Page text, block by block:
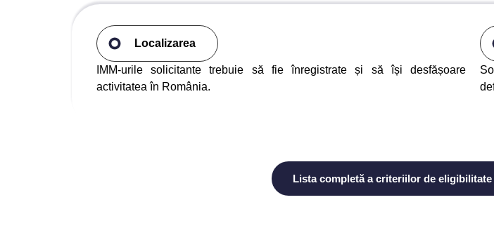
Localizarea
IMM-urile solicitante trebuie să fie înregistrate și să își desfășoare
activitatea în România.
Lista completă a criteriilor de